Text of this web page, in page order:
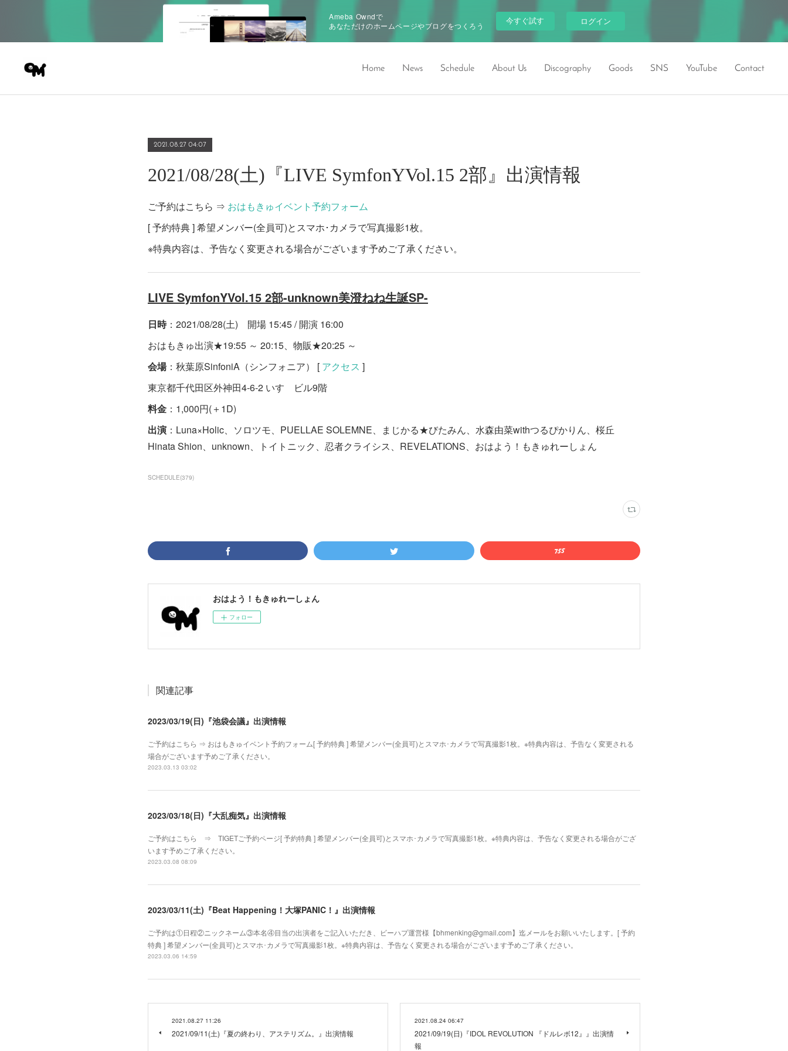
Ameba Owndで
あなただけのホームページやブログをつくろう
今すぐ試す ログイン
Home News Schedule About Us Discography Goods SNS YouTube Contact
2021.08.27 04:07
2021/08/28(土)『LIVE SymfonYVol.15 2部』出演情報
ご予約はこちら ⇒ おはもきゅイベント予約フォーム
[ 予約特典 ] 希望メンバー(全員可)とスマホ･カメラで写真撮影1枚。
※特典内容は、予告なく変更される場合がございます予めご了承ください。
LIVE SymfonYVol.15 2部-unknown美澄ねね生誕SP-
日時：2021/08/28(土) 開場 15:45 / 開演 16:00
おはもきゅ出演★19:55 ～ 20:15、物販★20:25 ～
会場：秋葉原SinfoniA（シンフォニア） [ アクセス ]
東京都千代田区外神田4-6-2 いすゞビル9階
料金 ：1,000円(＋1D)
出演 ：Luna×Holic、ソロツモ、PUELLAE SOLEMNE、まじかる★びたみん、水森由菜withつるぴかりん、桜丘
Hinata Shion、unknown、トイトニック、忍者クライシス、REVELATIONS、おはよう！もきゅれーしょん
SCHEDULE(379)
おはよう！もきゅれーしょん
フォロー
関連記事
2023/03/19(日)『池袋会議』出演情報
ご予約はこちら ⇒ おはもきゅイベント予約フォーム[ 予約特典 ] 希望メンバー(全員可)とスマホ･カメラで写真撮影1枚。※特典内容は、予告なく変更される
場合がございます予めご了承ください。
2023.03.13 03:02
2023/03/18(日)『大乱痴気』出演情報
ご予約はこちら ⇒ TIGETご予約ページ[ 予約特典 ] 希望メンバー(全員可)とスマホ･カメラで写真撮影1枚。※特典内容は、予告なく変更される場合がござ
います予めご了承ください。
2023.03.08 08:09
2023/03/11(土)『Beat Happening！大塚PANIC！』出演情報
ご予約は①日程②ニックネーム③本名④目当の出演者をご記入いただき、ビーハプ運営様【bhmenking@gmail.com】迄メールをお願いいたします。[ 予約
特典 ] 希望メンバー(全員可)とスマホ･カメラで写真撮影1枚。※特典内容は、予告なく変更される場合がございます予めご了承ください。
2023.03.06 14:59
2021.08.27 11:26
2021/09/11(土)『夏の終わり、アステリズム。』出演情報
2021.08.24 06:47
2021/09/19(日)『IDOL REVOLUTION 『ドルレボ12』』出演情
報